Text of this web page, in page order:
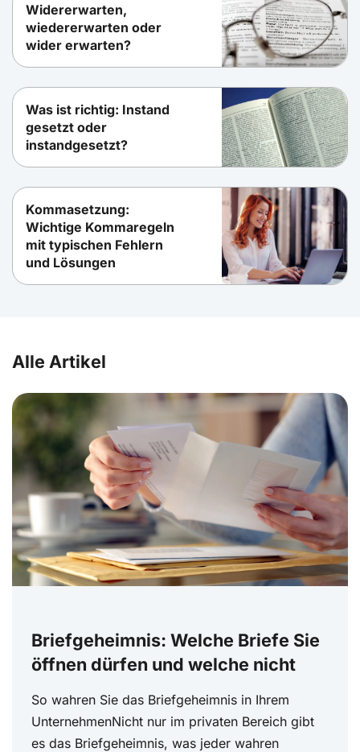
Widererwarten,
wiedererwarten oder
wider erwarten?
Was ist richtig: Instand
gesetzt oder
instandgesetzt?
Kommasetzung:
Wichtige Kommaregeln
mit typischen Fehlern
und Lösungen
Alle Artikel
Briefgeheimnis: Welche Briefe Sie
öffnen dürfen und welche nicht
So wahren Sie das Briefgeheimnis in Ihrem
UnternehmenNicht nur im privaten Bereich gibt
es das Briefgeheimnis, was jeder wahren